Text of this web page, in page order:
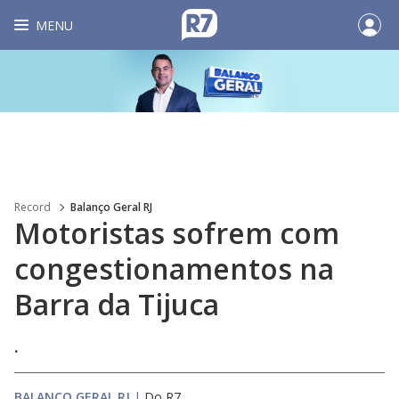
MENU
Record Balanço Geral RJ
Motoristas sofrem com
congestionamentos na
Barra da Tijuca
.